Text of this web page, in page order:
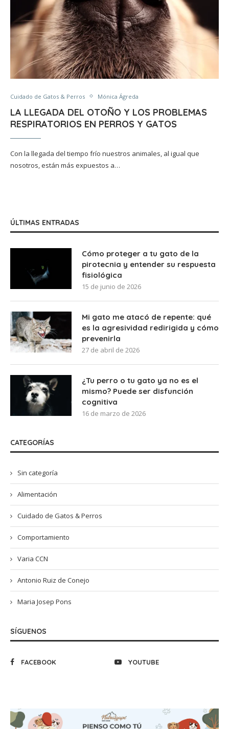
Cuidado de Gatos & Perros Mónica Ágreda
LA LLEGADA DEL OTOÑO Y LOS PROBLEMAS
RESPIRATORIOS EN PERROS Y GATOS
Con la llegada del tiempo frío nuestros animales, al igual que
nosotros, están más expuestos a…
ÚLTIMAS ENTRADAS
Cómo proteger a tu gato de la
pirotecnia y entender su respuesta
fisiológica
15 de junio de 2026
Mi gato me atacó de repente: qué
es la agresividad redirigida y cómo
prevenirla
27 de abril de 2026
¿Tu perro o tu gato ya no es el
mismo? Puede ser disfunción
cognitiva
16 de marzo de 2026
CATEGORÍAS
Sin categoría
Alimentación
Cuidado de Gatos & Perros
Comportamiento
Varia CCN
Antonio Ruiz de Conejo
Maria Josep Pons
SÍGUENOS
FACEBOOK YOUTUBE